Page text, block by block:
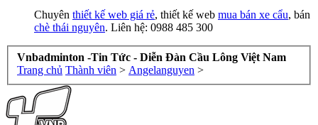
Chuyên thiết kế web giá rẻ, thiết kế web mua bán xe cẩu, bán
chè thái nguyên. Liên hệ: 0988 485 300
Vnbadminton -Tin Tức - Diễn Đàn Cầu Lông Việt Nam
Trang chủ Thành viên > Angelanguyen >